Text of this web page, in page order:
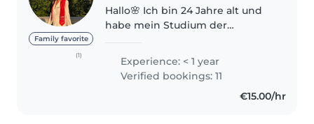
Family favorite
(1)
Hallo🌸 Ich bin 24 Jahre alt und
habe mein Studium der
abgeschlossen. Derzeit lebe ich
in Deutschland, um die Sprache
zu lernen und mich auf meine
Experience: < 1 year
Verified bookings: 11
€15.00/hr